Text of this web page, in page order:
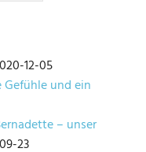
12-05
und ein
– unser
23